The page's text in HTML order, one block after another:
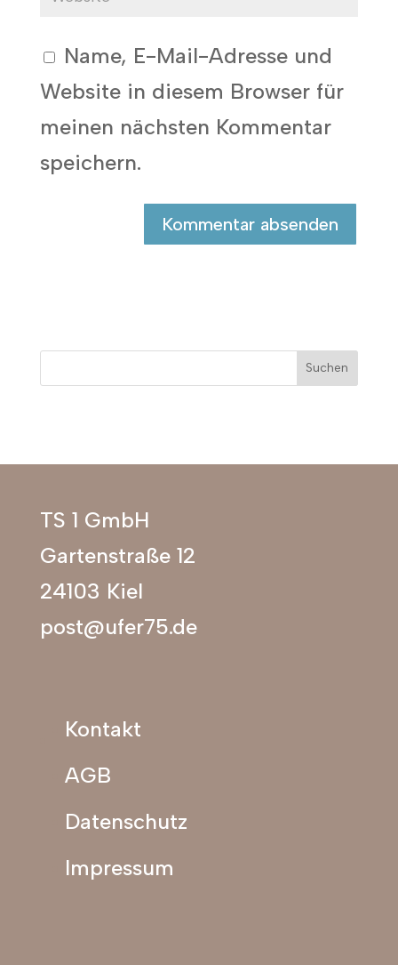
Name, E-Mail-Adresse und
Website in diesem Browser für
meinen nächsten Kommentar
speichern.
Suchen
TS 1 GmbH
Gartenstraße 12
24103 Kiel
post@ufer75.de
Kontakt
AGB
Datenschutz
Impressum